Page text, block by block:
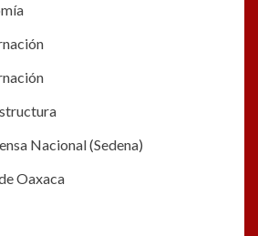
Nacional (Sedena)
Oaxaca